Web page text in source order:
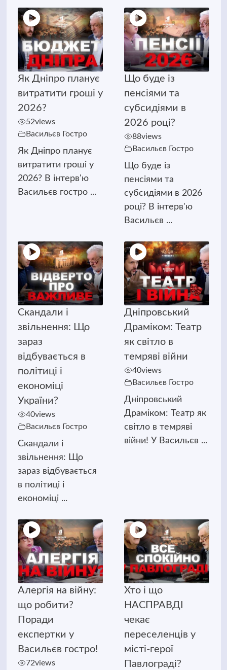
Як Дніпро планує
витратити гроші у
2026?
52views
Васильєв Гостро
Як Дніпро планує
витратити гроші у
2026? В інтерв'ю
Васильєв гостро ...
Що буде із
пенсіями та
субсидіями в
2026 році?
88views
Васильєв Гостро
Що буде із
пенсіями та
субсидіями в 2026
році? В інтерв'ю
Васильєв ...
Скандали і
звільнення: Що
зараз
відбувається в
політиці і
економіці
України?
40views
Васильєв Гостро
Скандали і
звільнення: Що
зараз відбувається
в політиці і
економіці ...
Дніпровський
Драміком: Театр
як світло в
темряві війни
40views
Васильєв Гостро
Дніпровський
Драміком: Театр як
світло в темряві
війни! У Васильєв ...
Алергія на війну:
що робити?
Поради
експертки у
Васильєв гостро!
72views
Хто і що
НАСПРАВДІ
чекає
переселенців у
місті-герої
Павлограді?